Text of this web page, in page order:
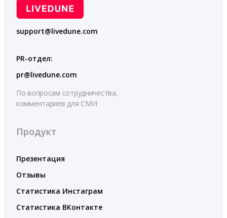
support@livedune.com
PR-отдел:
pr@livedune.com
По вопросам сотрудничества,
комментариев для СМИ
Продукт
Презентация
Отзывы
Статистика Инстаграм
Статистика ВКонтакте